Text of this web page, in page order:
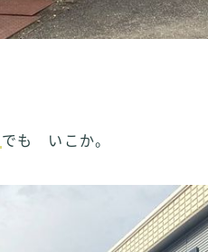
でも いこか。